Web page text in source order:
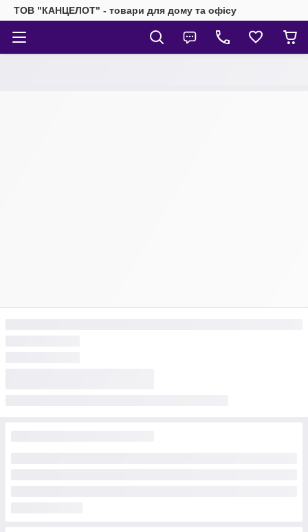
ТОВ "КАНЦЕЛОТ" - товари для дому та офісу